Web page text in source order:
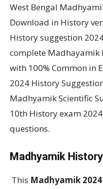
West Bengal
Download in History
History suggestion
complete Madhayamik
with 100% Common in
2024 History
Madhyamik Scientific
10th History exam
questions.
Madhyamik
This Madhyamik